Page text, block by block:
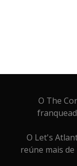
O The
O Let's
reúne mais